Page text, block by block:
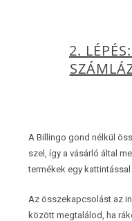
2.
A Billingo gond nélkül
szel, így a vásárló által
termékek egy kattintással
Az összekapcsolást az
között megtalálod, ha